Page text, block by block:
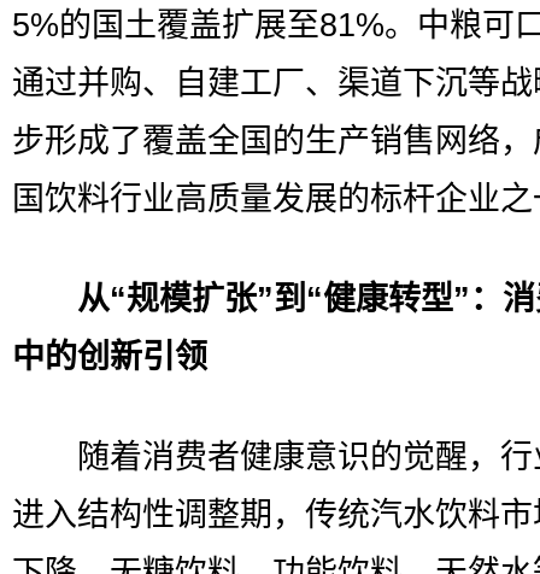
5%的国土覆盖扩展至81%。中粮可
通过并购、自建工厂、渠道下沉等
步形成了覆盖全国的生产销售网络
国饮料行业高质量发展的标杆企业
从“规模扩张”到“健康转型”：
中的创新引领
随着消费者健康意识的觉醒，行
进入结构性调整期，传统汽水饮料